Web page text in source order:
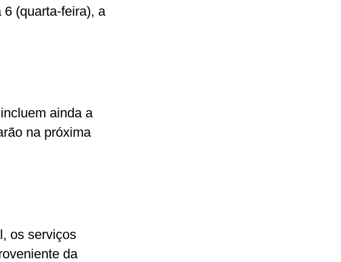
(quarta-feira), a
ainda a
na próxima
os serviços
da